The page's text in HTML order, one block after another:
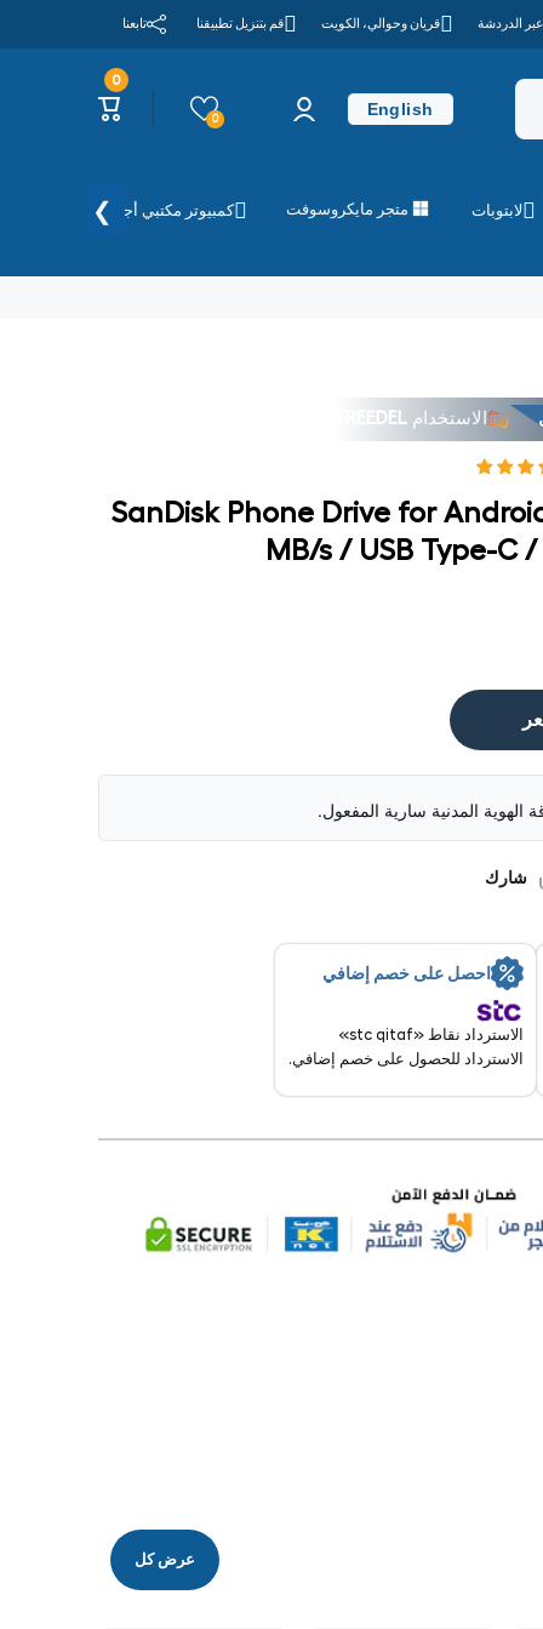
عبر الدردشة قريان وحوالي، الكويت قم بتنزيل تطبيقنا تابعنا
English
تسجيل
الدخول
0
عربة
التسوق
0 0
عناصر
لابتوبات متجر مايكروسوفت كمبيوتر مكتبي أجهزة الكمبيوتر
❯
الاستخدام FREEDEL
SanDisk Phone Drive for
MB/s / USB Type-C
الهوية المدنية سارية المفعول.
شارك
احصل على خصم إضافي
الاسترداد نقاط «stc qitaf»
الاسترداد للحصول على خصم إضافي.
عرض كل